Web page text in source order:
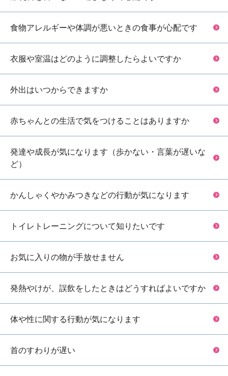
食物アレルギーや体調が悪いときの食事が心配です
衣服や室温はどのように調整したらよいですか
外出はいつからできますか
赤ちゃんとの生活で気をつけることはありますか
発達や成長が気になります（歩かない・言葉が遅いな
ど）
かんしゃくやかみつきなどの行動が気になります
トイレトレーニングについて知りたいです
お気に入りの物が手放せません
発熱やけが、誤飲をしたときはどうすればよいですか
体や性に関する行動が気になります
首のすわりが遅い